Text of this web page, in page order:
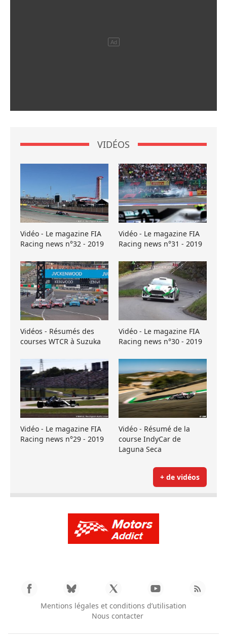
VIDÉOS
Vidéo - Le magazine FIA
Racing news n°32 - 2019
Vidéo - Le magazine FIA
Racing news n°31 - 2019
Vidéos - Résumés des
courses WTCR à Suzuka
Vidéo - Le magazine FIA
Racing news n°30 - 2019
Vidéo - Le magazine FIA
Racing news n°29 - 2019
Vidéo - Résumé de la
course IndyCar de
Laguna Seca
+ de vidéos
Mentions légales et conditions d’utilisation
Nous contacter